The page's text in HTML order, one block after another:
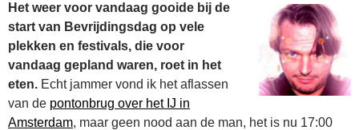
Het weer voor vandaag gooide bij de
start van Bevrijdingsdag op vele
plekken en festivals, die voor
vandaag gepland waren, roet in het
eten. Echt jammer vond ik het aflassen
van de pontonbrug over het IJ in
Amsterdam, maar geen nood aan de man, het is nu 17:00